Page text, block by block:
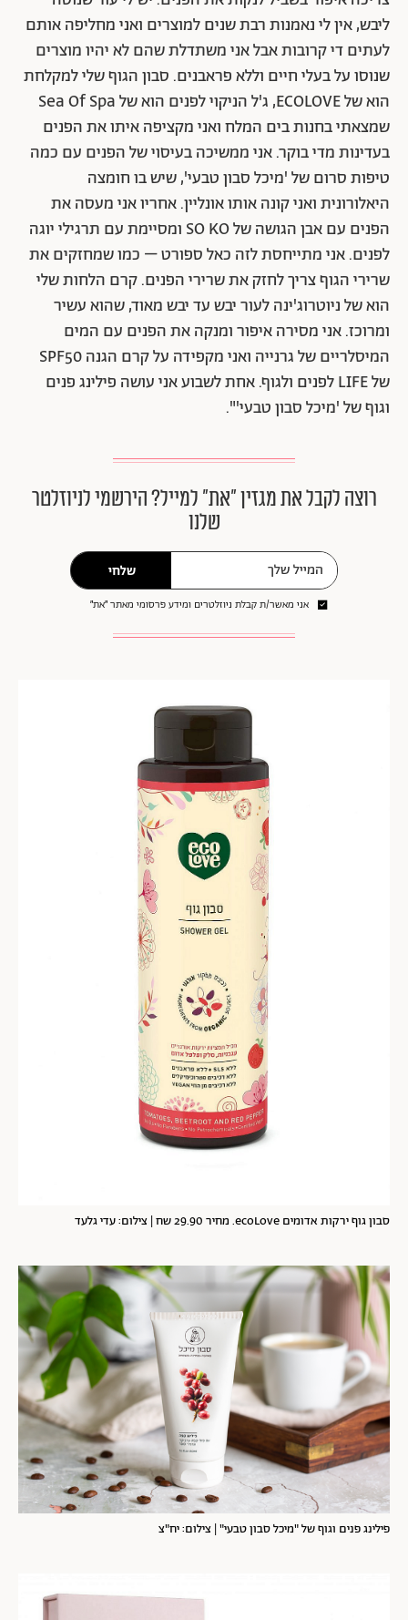
ליבש, אין לי נאמנות רבת שנים למוצרים ואני מחליפה אותם
לעתים די קרובות אבל אני משתדלת שהם לא יהיו מוצרים
שנוסו על בעלי חיים וללא פראבנים. סבון הגוף שלי למקלחת
הוא של ECOLOVE, ג'ל הניקוי לפנים הוא של Sea Of Spa
שמצאתי בחנות בים המלח ואני מקציפה איתו את הפנים
בעדינות מדי בוקר. אני ממשיכה בעיסוי של הפנים עם כמה
טיפות סרום של 'מיכל סבון טבעי', שיש בו חומצה
היאלורונית ואני קונה אותו אונליין. אחריו אני מעסה את
הפנים עם אבן הגושה של SO KO ומסיימת עם תרגילי יוגה
לפנים. אני מתייחסת לזה כאל ספורט – כמו שמחזקים את
שרירי הגוף צריך לחזק את שרירי הפנים. קרם הלחות שלי
הוא של ניוטרוג'ינה לעור יבש עד יבש מאוד, שהוא עשיר
ומרוכז. אני מסירה איפור ומנקה את הפנים עם המים
המיסלריים של גרנייה ואני מקפידה על קרם הגנה SPF50
של LIFE לפנים ולגוף. אחת לשבוע אני עושה פילינג פנים
וגוף של 'מיכל סבון טבעי'".
רוצה לקבל את מגזין ״את״ למייל? הירשמי לניוזלטר
שלנו
שלחי
אני מאשר/ת קבלת ניוזלטרים ומידע פרסומי מאתר ״את״
סבון גוף ירקות אדומים ecoLove. מחיר 29.90 שח | צילום: עדי גלעד
פילינג פנים וגוף של "מיכל סבון טבעי" | צילום: יח"צ